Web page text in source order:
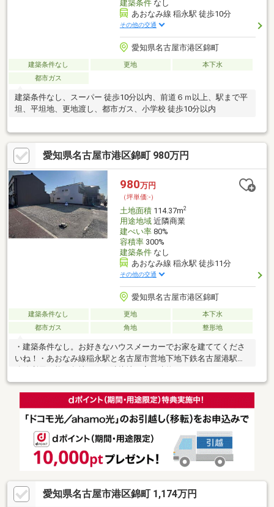
建築条件なし
あおなみ線 稲永駅 徒歩10分
その他の交通
愛知県名古屋市港区錦町
建築条件なし 更地
本下水
都市ガス
建築条件なし、スーパー 徒歩10分以内、前道６ｍ以上、駅まで平
坦、平坦地、更地渡し、都市ガス、小学校 徒歩10分以内
愛知県名古屋市港区錦町 980万円
980万円
（坪単価:-）
土地面積114.37m2
用途地域近隣商業
建ぺい率80%
容積率300%
建築条件なし
あおなみ線 稲永駅 徒歩11分
その他の交通
愛知県名古屋市港区錦町
建築条件なし 更地
本下水
都市ガス
角地 整形地
・建築条件なし。お好きなハウスメーカーでお家を建ててくださ
いね！・あおなみ線稲永駅と名古屋市営地下地下鉄名古屋港駅の2
当たり良好です。・更地です・生活に便利なスーパー ドラッグ
ストア ホームセンターが近隣にあります・名古屋市立港南中学
校502m・名古屋市立稲永小学校242m・隣接した土地も販売中で
す。本土地と併せると約80坪の大きな土地になります。
愛知県名古屋市港区錦町 1,174万円